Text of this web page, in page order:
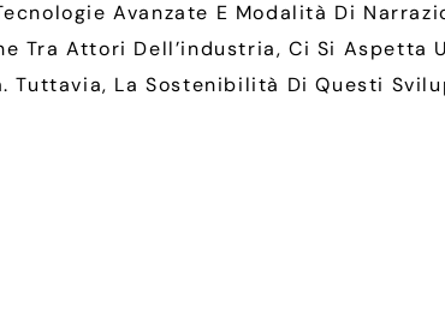
Avanzate E Modalità Di
Tra Attori Dell’industria, Ci Si Aspetta
Tuttavia, La Sostenibilità Di Questi